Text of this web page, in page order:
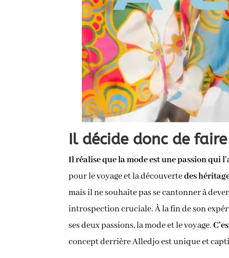
Il décide donc de
Il réalise que la mode est une passion qui
pour le voyage et la découvertedes
mais il ne souhaite pas se cantonner à
introspection cruciale. À la fin de son
ses deux passions, la mode et le voyage.
concept derrière Alledjo est unique et